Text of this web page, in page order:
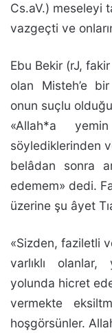
Cs.aV.) meseleyi
vazgeçti ve
Ebu Bekir (rJ, fakir
olan Misteh’e
onun suçlu
«Allah*a
söylediklerinden
belâdan sonra
edemem» dedi.
üzerine şu âyet
«Sizden, faziletli
varlıklı
yolunda hicret
vermekte
hoşgörsünler.